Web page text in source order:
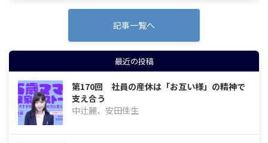
記事一覧へ
最近の投稿
第170回 社員の産休は「お互い様」の精神で
支え合う
中辻麗、安田佳生